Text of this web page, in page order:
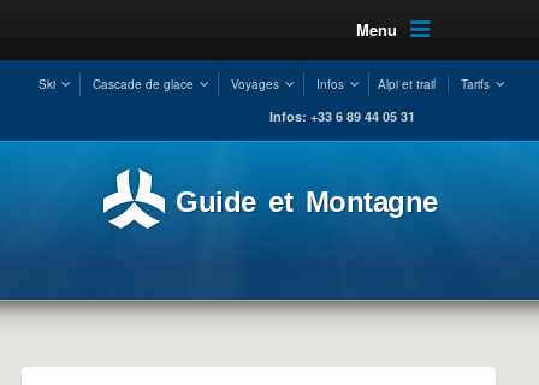
Menu
Ski Cascade de glace Voyages Infos Alpi et trail Tarifs
Infos: +33 6 89 44 05 31
Guide et Montagne